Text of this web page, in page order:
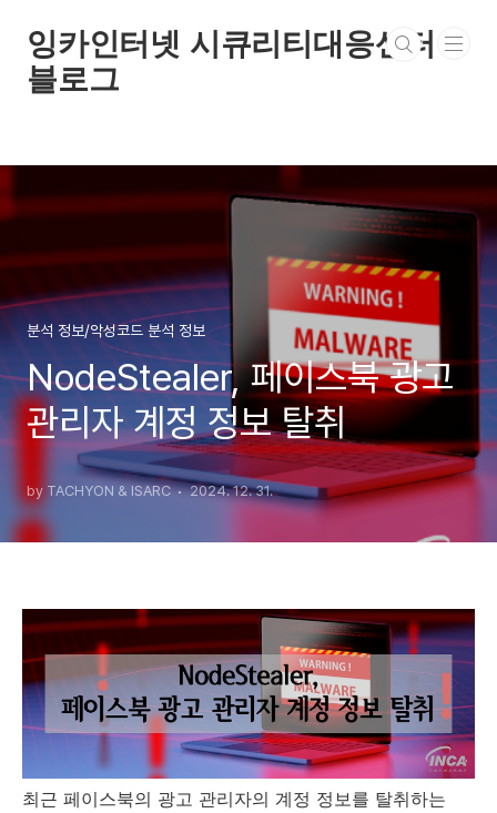
잉카인터넷 시큐리티대응센터
블로그
분석 정보/악성코드 분석 정보
NodeStealer, 페이스북 광고
관리자 계정 정보 탈취
by TACHYON & ISARC 2024. 12. 31.
최근 페이스북의 광고 관리자의 계정 정보를 탈취하는